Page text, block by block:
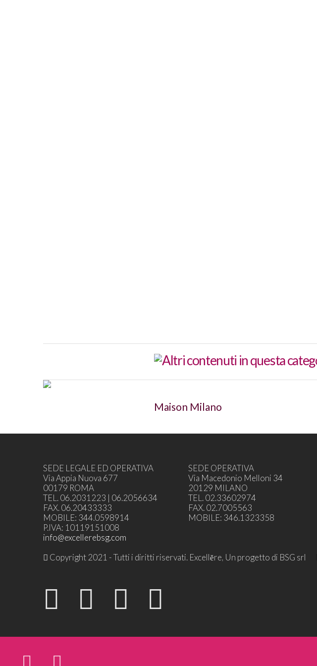
Maison Milano
SEDE LEGALE ED OPERATIVA
Via Appia Nuova 677
00179 ROMA
TEL. 06.2031223 | 06.2056634
FAX. 06.20433333
MOBILE: 344.0598914
P.IVA: 10119151008
info@excellerebsg.com
SEDE OPERATIVA
Via Macedonio Melloni 34
20129 MILANO
TEL. 02.33602974
FAX. 02.7005563
MOBILE: 346.1323358
Copyright 2021 - Tutti i diritti riservati. Excellĕre, Un progetto di BSG srl